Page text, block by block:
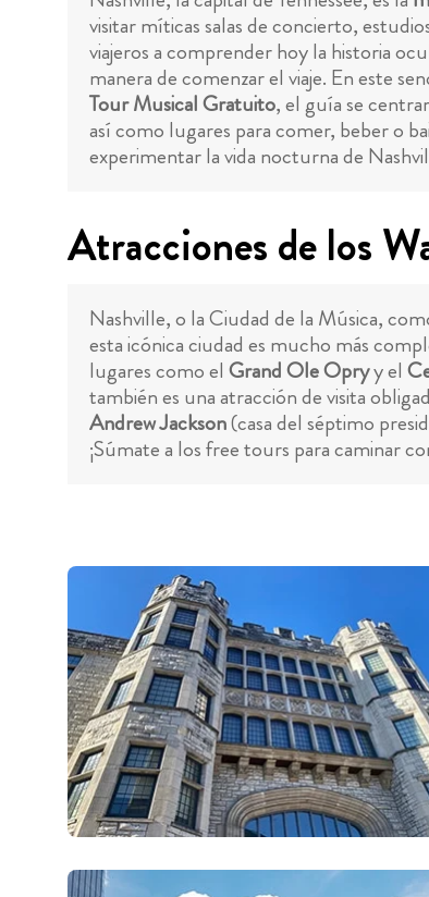
visitar míticas salas de concierto,
viajeros a comprender hoy la historia
manera de comenzar el viaje. En este
Tour Musical Gratuito, el guía se
así como lugares para comer, beber o
experimentar la vida nocturna de
Atracciones de los
Nashville, o la Ciudad de la Música,
esta icónica ciudad es mucho más
lugares como el Grand Ole Opryy el
también es una atracción de visita
Andrew Jackson(casa del séptimo
¡Súmate a los free tours para caminar